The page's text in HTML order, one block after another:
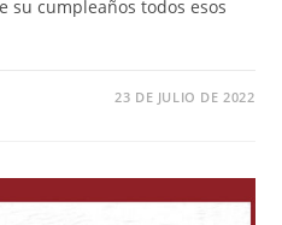
su cumpleaños todos esos
23 DE JULIO DE 2022